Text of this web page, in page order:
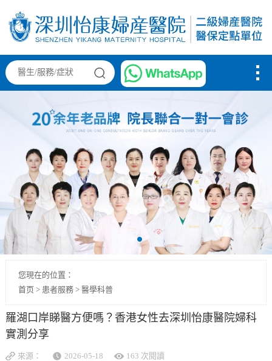
您現在的位置：
首页 > 患者服務> 醫學科普
羅湖口岸睇醫方便嗎？香港女性去深圳怡康醫院婦科
實測分享
來源： 2026-05-18 163 次閱讀